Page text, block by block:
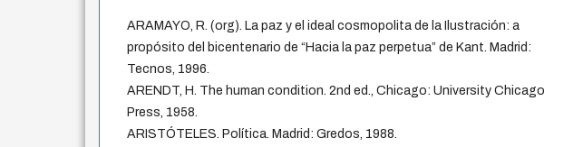
ARAMAYO, R. (org). La paz y el ideal cosmopolita de la Ilustración: a
propósito del bicentenario de “Hacia la paz perpetua” de Kant. Madrid:
Tecnos, 1996.
ARENDT, H. The human condition. 2nd ed., Chicago: University Chicago
Press, 1958.
ARISTÓTELES. Política. Madrid: Gredos, 1988.